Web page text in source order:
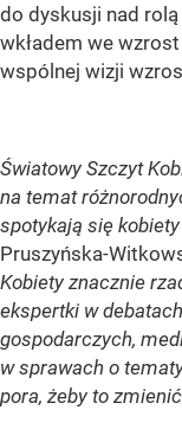
do dyskusji nad
wkładem we
wspólnej wizji
Światowy Szczyt
na temat
spotykają się
Pruszyńska-
Kobiety znacznie
ekspertki w
gospodarczych,
w sprawach o
pora, żeby to